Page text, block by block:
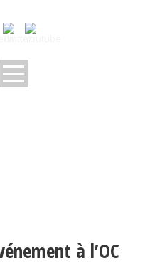
à l’OC